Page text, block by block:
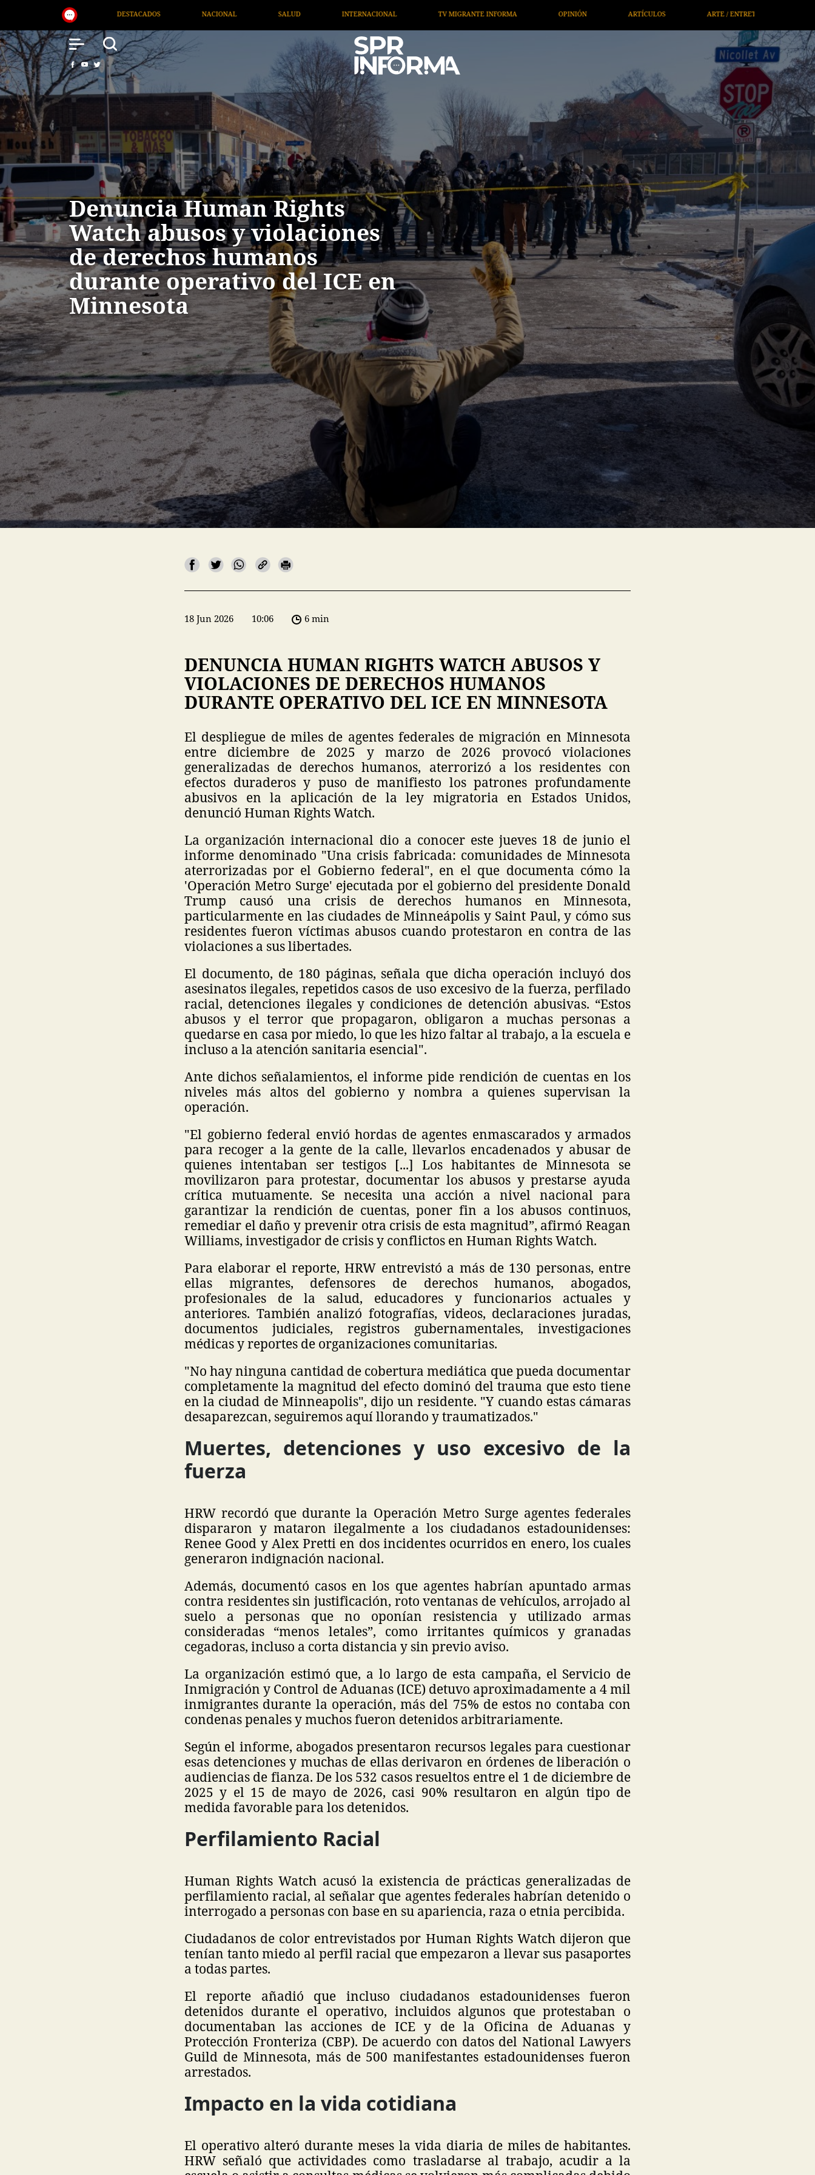
SALUD INTERNACIONAL TV MIGRANTE INFORMA OPINIÓN ARTÍCULOS ARTE / ENTRETENIMIENTO ECONOMÍA / NEGOCIOS
Denuncia Human Rights
Watch abusos y violaciones
de derechos humanos
durante operativo del ICE en
Minnesota
18 Jun 2026 10:06 6 min
DENUNCIA HUMAN RIGHTS WATCH ABUSOS Y
VIOLACIONES DE DERECHOS HUMANOS
DURANTE OPERATIVO DEL ICE EN MINNESOTA
El despliegue de miles de agentes federales de migración en Minnesota
entre diciembre de 2025 y marzo de 2026 provocó violaciones
generalizadas de derechos humanos, aterrorizó a los residentes con
efectos duraderos y puso de manifiesto los patrones profundamente
abusivos en la aplicación de la ley migratoria en Estados Unidos,
denunció Human Rights Watch.
La organización internacional dio a conocer este jueves 18 de junio el
informe denominado "Una crisis fabricada: comunidades de Minnesota
aterrorizadas por el Gobierno federal", en el que documenta cómo la
'Operación Metro Surge' ejecutada por el gobierno del presidente Donald
Trump causó una crisis de derechos humanos en Minnesota,
particularmente en las ciudades de Minneápolis y Saint Paul, y cómo sus
residentes fueron víctimas abusos cuando protestaron en contra de las
violaciones a sus libertades.
El documento, de 180 páginas, señala que dicha operación incluyó dos
asesinatos ilegales, repetidos casos de uso excesivo de la fuerza, perfilado
racial, detenciones ilegales y condiciones de detención abusivas. “Estos
abusos y el terror que propagaron, obligaron a muchas personas a
quedarse en casa por miedo, lo que les hizo faltar al trabajo, a la escuela e
incluso a la atención sanitaria esencial".
Ante dichos señalamientos, el informe pide rendición de cuentas en los
niveles más altos del gobierno y nombra a quienes supervisan la
operación.
"El gobierno federal envió hordas de agentes enmascarados y armados
para recoger a la gente de la calle, llevarlos encadenados y abusar de
quienes intentaban ser testigos [...] Los habitantes de Minnesota se
movilizaron para protestar, documentar los abusos y prestarse ayuda
crítica mutuamente. Se necesita una acción a nivel nacional para
garantizar la rendición de cuentas, poner fin a los abusos continuos,
remediar el daño y prevenir otra crisis de esta magnitud”, afirmó Reagan
Williams, investigador de crisis y conflictos en Human Rights Watch.
Para elaborar el reporte, HRW entrevistó a más de 130 personas, entre
ellas migrantes, defensores de derechos humanos, abogados,
profesionales de la salud, educadores y funcionarios actuales y
anteriores. También analizó fotografías, videos, declaraciones juradas,
documentos judiciales, registros gubernamentales, investigaciones
médicas y reportes de organizaciones comunitarias.
"No hay ninguna cantidad de cobertura mediática que pueda documentar
completamente la magnitud del efecto dominó del trauma que esto tiene
en la ciudad de Minneapolis", dijo un residente. "Y cuando estas cámaras
desaparezcan, seguiremos aquí llorando y traumatizados."
Muertes, detenciones y uso excesivo de la
fuerza
HRW recordó que durante la Operación Metro Surge agentes federales
dispararon y mataron ilegalmente a los ciudadanos estadounidenses:
Renee Good y Alex Pretti en dos incidentes ocurridos en enero, los cuales
generaron indignación nacional.
Además, documentó casos en los que agentes habrían apuntado armas
contra residentes sin justificación, roto ventanas de vehículos, arrojado al
suelo a personas que no oponían resistencia y utilizado armas
consideradas “menos letales”, como irritantes químicos y granadas
cegadoras, incluso a corta distancia y sin previo aviso.
La organización estimó que, a lo largo de esta campaña, el Servicio de
Inmigración y Control de Aduanas (ICE) detuvo aproximadamente a 4 mil
inmigrantes durante la operación, más del 75% de estos no contaba con
condenas penales y muchos fueron detenidos arbitrariamente.
Según el informe, abogados presentaron recursos legales para cuestionar
esas detenciones y muchas de ellas derivaron en órdenes de liberación o
audiencias de fianza. De los 532 casos resueltos entre el 1 de diciembre de
2025 y el 15 de mayo de 2026, casi 90% resultaron en algún tipo de
medida favorable para los detenidos.
Perfilamiento Racial
Human Rights Watch acusó la existencia de prácticas generalizadas de
perfilamiento racial, al señalar que agentes federales habrían detenido o
interrogado a personas con base en su apariencia, raza o etnia percibida.
Ciudadanos de color entrevistados por Human Rights Watch dijeron que
tenían tanto miedo al perfil racial que empezaron a llevar sus pasaportes
a todas partes.
El reporte añadió que incluso ciudadanos estadounidenses fueron
detenidos durante el operativo, incluidos algunos que protestaban o
documentaban las acciones de ICE y de la Oficina de Aduanas y
Protección Fronteriza (CBP). De acuerdo con datos del National Lawyers
Guild de Minnesota, más de 500 manifestantes estadounidenses fueron
arrestados.
Impacto en la vida cotidiana
El operativo alteró durante meses la vida diaria de miles de habitantes.
HRW señaló que actividades como trasladarse al trabajo, acudir a la